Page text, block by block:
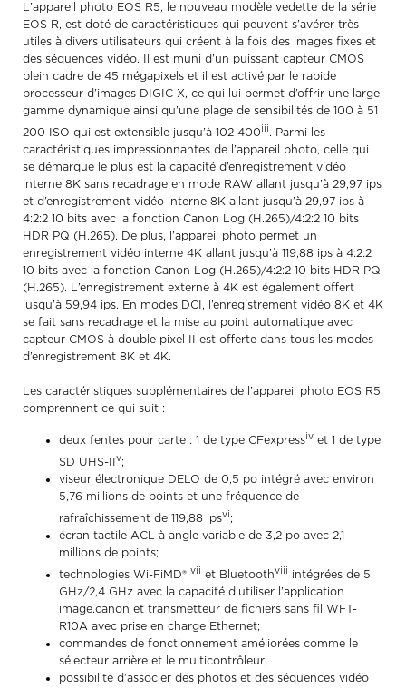
L’appareil photo EOS R5, le nouveau modèle vedette de la série
EOS R, est doté de caractéristiques qui peuvent s’avérer très
utiles à divers utilisateurs qui créent à la fois des images fixes et
des séquences vidéo. Il est muni d’un puissant capteur CMOS
plein cadre de 45 mégapixels et il est activé par le rapide
processeur d’images DIGIC X, ce qui lui permet d’offrir une large
gamme dynamique ainsi qu’une plage de sensibilités de 100 à 51
200 ISO qui est extensible jusqu’à 102 400iii. Parmi les
caractéristiques impressionnantes de l’appareil photo, celle qui
se démarque le plus est la capacité d’enregistrement vidéo
interne 8K sans recadrage en mode RAW allant jusqu’à 29,97 ips
et d’enregistrement vidéo interne 8K allant jusqu’à 29,97 ips à
4:2:2 10 bits avec la fonction Canon Log (H.265)/4:2:2 10 bits
HDR PQ (H.265). De plus, l’appareil photo permet un
enregistrement vidéo interne 4K allant jusqu’à 119,88 ips à 4:2:2
10 bits avec la fonction Canon Log (H.265)/4:2:2 10 bits HDR PQ
(H.265). L’enregistrement externe à 4K est également offert
jusqu’à 59,94 ips. En modes DCI, l’enregistrement vidéo 8K et 4K
se fait sans recadrage et la mise au point automatique avec
capteur CMOS à double pixel II est offerte dans tous les modes
d’enregistrement 8K et 4K.
Les caractéristiques supplémentaires de l’appareil photo EOS R5
comprennent ce qui suit :
deux fentes pour carte : 1 de type CFexpressiv et 1 de type
SD UHS-II
v;
viseur électronique DELO de 0,5 po intégré avec environ
5,76 millions de points et une fréquence de
rafraîchissement de 119,88 ipsvi;
écran tactile ACL à angle variable de 3,2 po avec 2,1
millions de points;
technologies Wi-FiMD® vii et Bluetoothviii intégrées de 5
GHz/2,4 GHz avec la capacité d’utiliser l’application
image.canon et transmetteur de fichiers sans fil WFT-
R10A avec prise en charge Ethernet;
commandes de fonctionnement améliorées comme le
sélecteur arrière et le multicontrôleur;
possibilité d’associer des photos et des séquences vidéo